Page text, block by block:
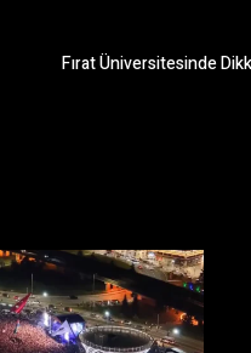
Fırat Üniversitesinde